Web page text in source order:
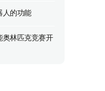
人的功能
奥林匹克竞赛开